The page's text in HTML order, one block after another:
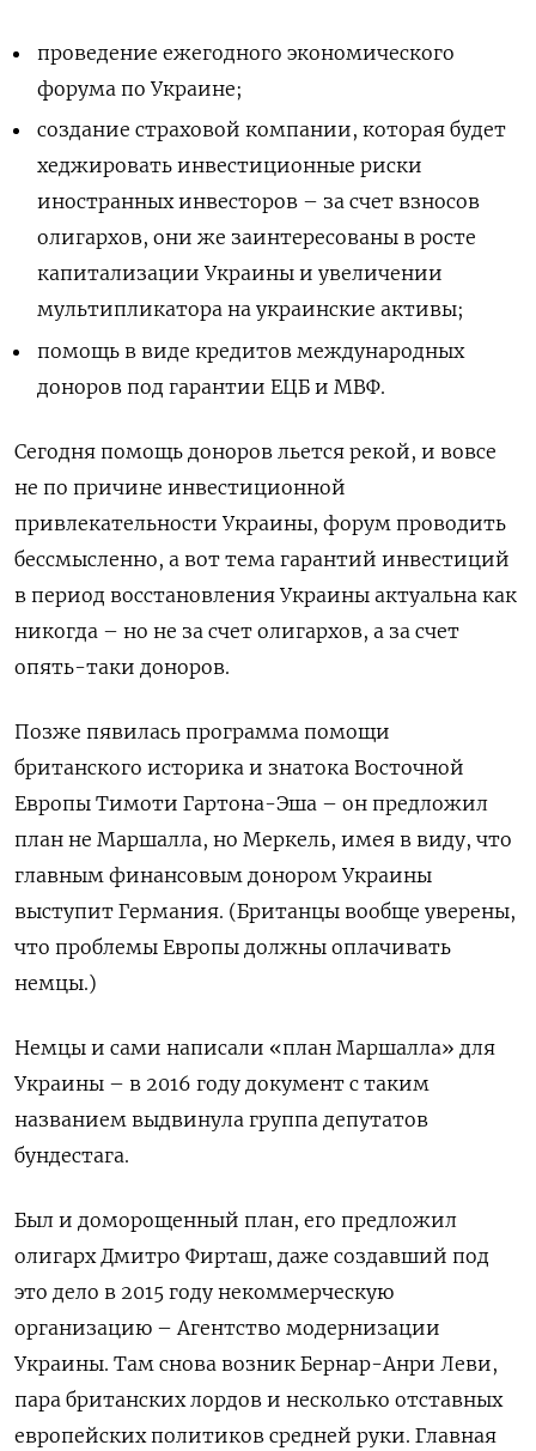
проведение ежегодного экономического
форума по Украине;
создание страховой компании, которая будет
хеджировать инвестиционные риски
иностранных инвесторов – за счет взносов
олигархов, они же заинтересованы в росте
капитализации Украины и увеличении
мультипликатора на украинские активы;
помощь в виде кредитов международных
доноров под гарантии ЕЦБ и МВФ.
Сегодня помощь доноров льется рекой, и вовсе
не по причине инвестиционной
привлекательности Украины, форум проводить
бессмысленно, а вот тема гарантий инвестиций
в период восстановления Украины актуальна как
никогда – но не за счет олигархов, а за счет
опять-таки доноров.
Позже пявилась программа помощи
британского историка и знатока Восточной
Европы Тимоти Гартона-Эша – он предложил
план не Маршалла, но Меркель, имея в виду, что
главным финансовым донором Украины
выступит Германия. (Британцы вообще уверены,
что проблемы Европы должны оплачивать
немцы.)
Немцы и сами написали «план Маршалла» для
Украины – в 2016 году документ с таким
названием выдвинула группа депутатов
бундестага.
Был и доморощенный план, его предложил
олигарх Дмитро Фирташ, даже создавший под
это дело в 2015 году некоммерческую
организацию – Агентство модернизации
Украины. Там снова возник Бернар-Анри Леви,
пара британских лордов и несколько отставных
европейских политиков средней руки. Главная